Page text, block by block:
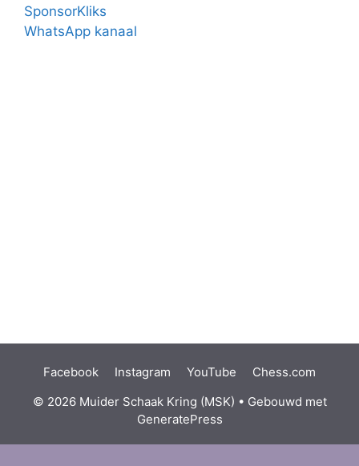
SponsorKliks
WhatsApp kanaal
Facebook Instagram YouTube
Chess.com
© 2026 Muider Schaak Kring (MSK) • Gebouwd met
GeneratePress